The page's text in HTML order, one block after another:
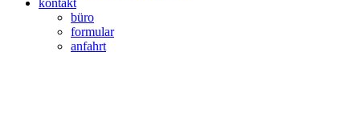
kontakt
büro
formular
anfahrt